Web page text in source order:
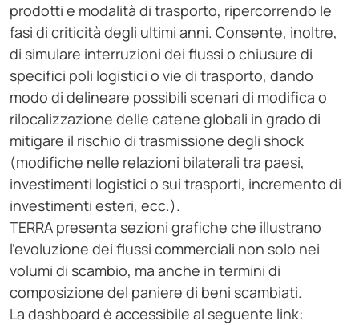
prodotti e modalità di trasporto, ripercorrendo le
fasi di criticità degli ultimi anni. Consente, inoltre,
di simulare interruzioni dei flussi o chiusure di
specifici poli logistici o vie di trasporto, dando
modo di delineare possibili scenari di modifica o
rilocalizzazione delle catene globali in grado di
mitigare il rischio di trasmissione degli shock
(modifiche nelle relazioni bilaterali tra paesi,
investimenti logistici o sui trasporti, incremento di
investimenti esteri, ecc.).
TERRA presenta sezioni grafiche che illustrano
l’evoluzione dei flussi commerciali non solo nei
volumi di scambio, ma anche in termini di
composizione del paniere di beni scambiati.
La dashboard è accessibile al seguente link: